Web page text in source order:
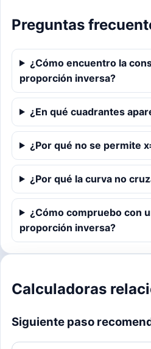
Preguntas
¿Cómo encuentro la
proporción inversa?
¿En qué cuadrantes
¿Por qué no se permite
¿Por qué la curva no
¿Cómo compruebo con
proporción inversa?
Calculadoras
Siguiente paso